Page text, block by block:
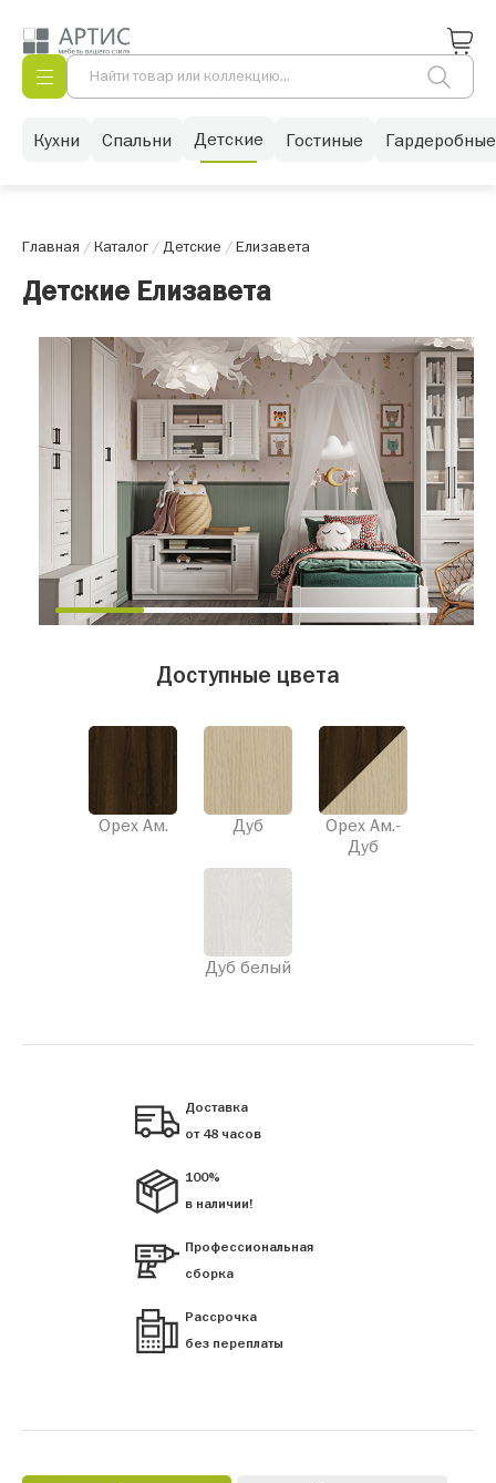
Кухни Спальни Детские Гостиные Гардеробные
Главная /Каталог/Детские /Елизавета
Детские Елизавета
Доступные цвета
Орех Ам. Дуб
Орех Ам.-
Дуб
Дуб белый
Доставка
от 48 часов
100%
в наличии!
Профессиональная
сборка
Рассрочка
без переплаты